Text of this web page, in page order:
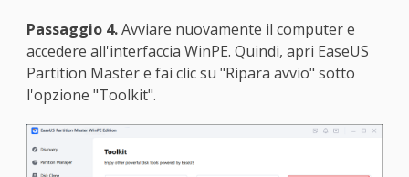
Passaggio 4.Avviare nuovamente il computer e
accedere all'interfaccia WinPE. Quindi, apri EaseUS
Partition Master e fai clic su "Ripara avvio" sotto
l'opzione "Toolkit".